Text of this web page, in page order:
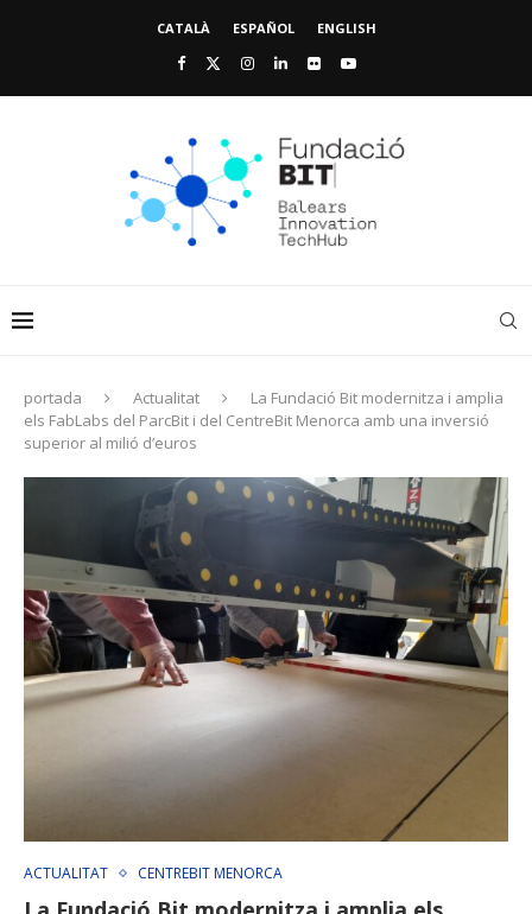
CATALÀ ESPAÑOL ENGLISH
portada Actualitat
La Fundació Bit modernitza i amplia
els FabLabs del ParcBit i del CentreBit Menorca amb una inversió
superior al milió d’euros
ACTUALITAT CENTREBIT MENORCA